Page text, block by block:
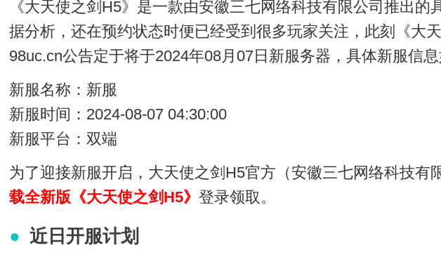
《大天使之剑H5》是一款由安徽三七网络科技有限公司推出
据分析，还在预约状态时便已经受到很多玩家关注，此刻《大
98uc.cn公告定于将于2024年08月07日新服务器，具体新服信息
新服名称：新服
新服时间：2024-08-07 04:30:00
新服平台：双端
为了迎接新服开启，大天使之剑H5官方（安徽三七网络科技
载全新版《大天使之剑H5》 登录领取。
近日开服计划